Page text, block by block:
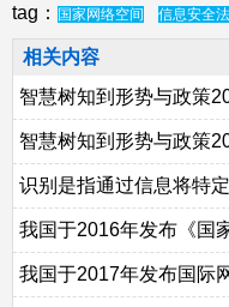
tag：
国家网络空间 信息安全
相关内容
智慧树知到形势与政策
智慧树知到形势与政策
识别是指通过信息将特
我国于2016年发布《国
我国于2017年发布国际